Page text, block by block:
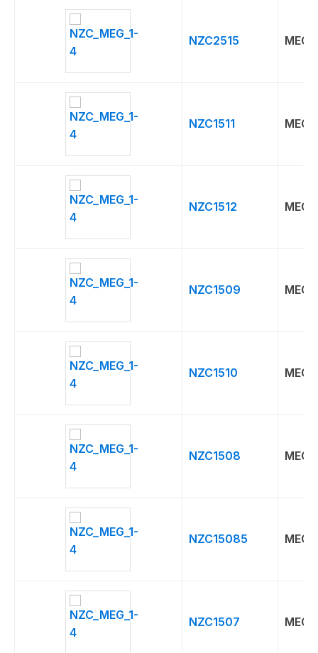
NZC2515 MEG
NZC1511 MEG
NZC1512 MEG
NZC1509 MEG
NZC1510 MEG
NZC1508 MEG
NZC15085 MEG
NZC1507 MEG